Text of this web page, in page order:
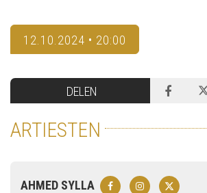
12.10.2024 • 20:00
DELEN
ARTIESTEN
AHMED SYLLA